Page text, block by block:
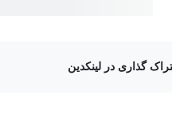
آن یک جزوه ساختارمند تهیه
یادداشت برداری به مقدار
گذاری در لینکدین